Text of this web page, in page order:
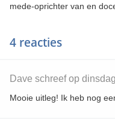
mede-oprichter van en
4 reacties
Dave schreef op
Mooie uitleg! Ik heb nog